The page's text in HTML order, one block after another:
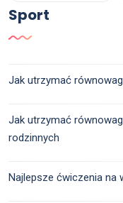
Sport
Jak utrzymać
Jak utrzymać
rodzinnych
Najlepsze ćwiczenia na